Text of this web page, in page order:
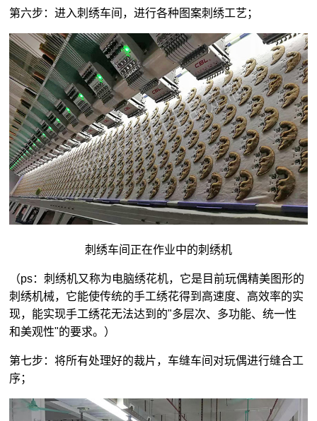
第六步：进入刺绣车间，进行各种图案刺绣工艺；
刺绣车间正在作业中的刺绣机
（ps：刺绣机又称为电脑绣花机，它是目前玩偶精美图形的
刺绣机械，它能使传统的手工绣花得到高速度、高效率的实
现，能实现手工绣花无法达到的"多层次、多功能、统一性
和美观性"的要求。）
第七步：将所有处理好的裁片，车缝车间对玩偶进行缝合工
序；